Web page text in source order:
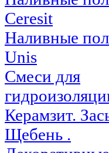
Ceresit
Наливные
Unis
Смеси для
Керамзит.
Щебень .